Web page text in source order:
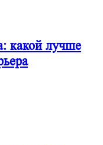
какой лучше